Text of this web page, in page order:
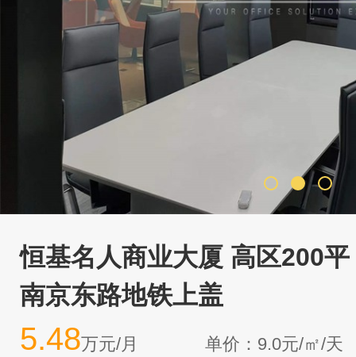
恒基名人商业大厦 高区200
南京东路地铁上盖
5.48万元/月 单价：9.0元/㎡/天